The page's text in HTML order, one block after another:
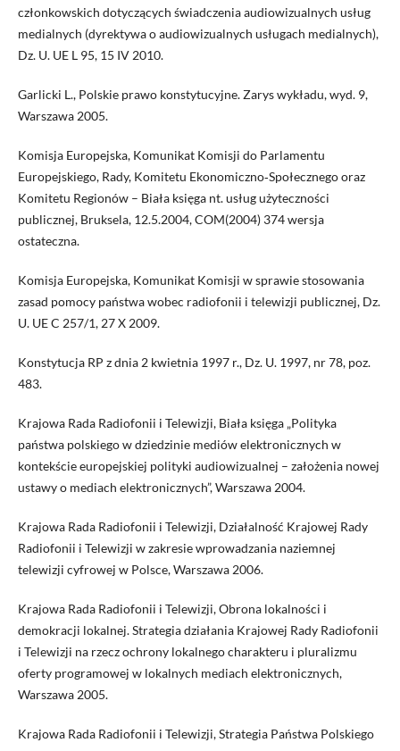
członkowskich dotyczących świadczenia audiowizualnych usług
medialnych (dyrektywa o audiowizualnych usługach medialnych),
Dz. U. UE L 95, 15 IV 2010.
Garlicki L., Polskie prawo konstytucyjne. Zarys wykładu, wyd. 9,
Warszawa 2005.
Komisja Europejska, Komunikat Komisji do Parlamentu
Europejskiego, Rady, Komitetu Ekonomiczno‑Społecznego oraz
Komitetu Regionów – Biała księga nt. usług użyteczności
publicznej, Bruksela, 12.5.2004, COM(2004) 374 wersja
ostateczna.
Komisja Europejska, Komunikat Komisji w sprawie stosowania
zasad pomocy państwa wobec radiofonii i telewizji publicznej, Dz.
U. UE C 257/1, 27 X 2009.
Konstytucja RP z dnia 2 kwietnia 1997 r., Dz. U. 1997, nr 78, poz.
483.
Krajowa Rada Radiofonii i Telewizji, Biała księga „Polityka
państwa polskiego w dziedzinie mediów elektronicznych w
kontekście europejskiej polityki audiowizualnej – założenia nowej
ustawy o mediach elektronicznych”, Warszawa 2004.
Krajowa Rada Radiofonii i Telewizji, Działalność Krajowej Rady
Radiofonii i Telewizji w zakresie wprowadzania naziemnej
telewizji cyfrowej w Polsce, Warszawa 2006.
Krajowa Rada Radiofonii i Telewizji, Obrona lokalności i
demokracji lokalnej. Strategia działania Krajowej Rady Radiofonii
i Telewizji na rzecz ochrony lokalnego charakteru i pluralizmu
oferty programowej w lokalnych mediach elektronicznych,
Warszawa 2005.
Krajowa Rada Radiofonii i Telewizji, Strategia Państwa Polskiego